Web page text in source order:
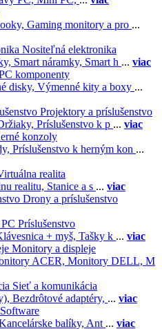
Gaming monitory a pro ...
Nositeľná elektronika
Smart náramky, Smart h ... viac
komponenty
disky, Výmenné kity a boxy ...
Projektory a príslušenstvo
Príslušenstvo k p ... viac
konzoly
Príslušenstvo k herným kon ...
realita
realitu, Stanice a s ... viac
Drony a príslušenstvo
PC Príslušenstvo
+ myš, Tašky k ... viac
Monitory a displeje
ACER, Monitory DELL, M
Sieť a komunikácia
Bezdrôtové adaptéry, ... viac
balíky, Ant ... viac